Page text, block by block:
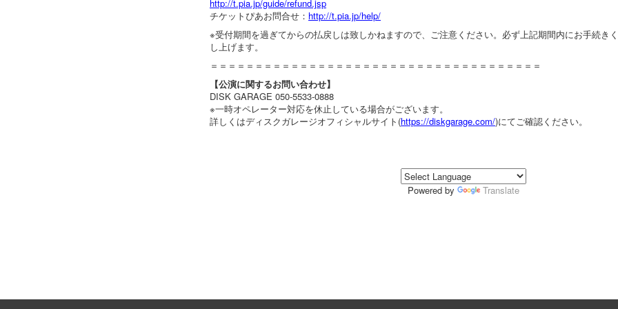
http://t.pia.jp/guide/refund.jsp
チケットぴあお問合せ： http://t.pia.jp/help/
※受付期間を過ぎてからの払戻しは致しかねますので、ご注意ください。必ず上記期間内にお手続き
し上げます。
＝＝＝＝＝＝＝＝＝＝＝＝＝＝＝＝＝＝＝＝＝＝＝＝＝＝＝＝＝＝＝＝＝＝＝＝＝
【公演に関するお問い合わせ】
DISK GARAGE 050-5533-0888
※一時オペレーター対応を休止している場合がございます。
詳しくはディスクガレージオフィシャルサイト(https://diskgarage.com/)にてご確認ください。
Powered by Translate